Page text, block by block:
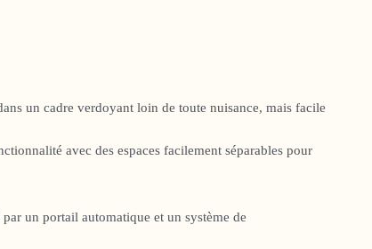
un cadre verdoyant loin de toute nuisance, mais facile
avec des espaces facilement séparables pour
un portail automatique et un système de